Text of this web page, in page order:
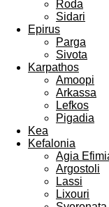
Roda
Sidari
Epirus
Parga
Sivota
Karpathos
Amoopi
Arkassa
Lefkos
Pigadia
Kea
Kefalonia
Agia
Argostoli
Lassi
Lixouri